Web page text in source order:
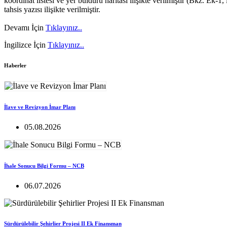
tahsis yazısı ilişikte verilmiştir.
Devamı İçin Tıklayınız..
İngilizce İçin Tıklayınız..
Haberler
İlave ve Revizyon İmar Planı
05.08.2026
İhale Sonucu Bilgi Formu – NCB
06.07.2026
Sürdürülebilir Şehirlier Projesi II Ek Finansman